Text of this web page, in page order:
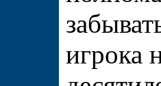
игрока